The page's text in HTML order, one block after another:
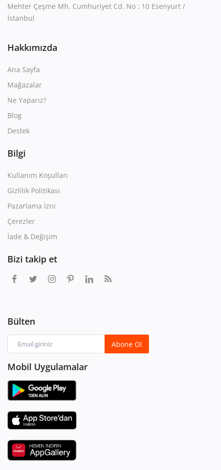
Mehter Çeşme Mh. Cumhuriyet Cd. No : 10 Esenyurt /
İstanbul
Hakkımızda
Ana Sayfa
Mağazalar
Ne Yaparız?
Blog
Destek
Bilgi
Kullanım Koşulları
Gizlilik Politikası
Pazarlama İzni
Çerezler
İade & Değişim
Bizi takip et
Bülten
Abone Ol
Mobil Uygulamalar